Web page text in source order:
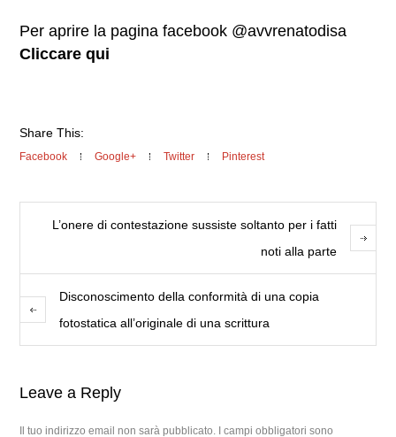
Per aprire la pagina facebook @avvrenatodisa
Cliccare qui
Share This:
Facebook Google+ Twitter Pinterest
L’onere di contestazione sussiste soltanto per i fatti
noti alla parte
Disconoscimento della conformità di una copia
fotostatica all’originale di una scrittura
Leave a Reply
Il tuo indirizzo email non sarà pubblicato.
I campi obbligatori sono